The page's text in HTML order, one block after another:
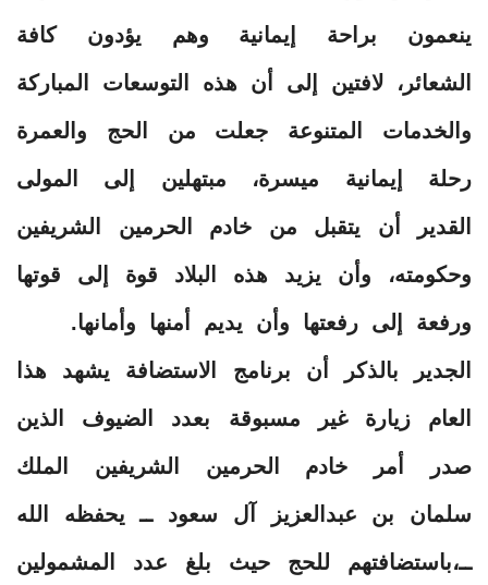
ينعمون براحة إيمانية وهم يؤدون كافة
الشعائر، لافتين إلى أن هذه التوسعات المباركة
والخدمات المتنوعة جعلت من الحج والعمرة
رحلة إيمانية ميسرة، مبتهلين إلى المولى
القدير أن يتقبل من خادم الحرمين الشريفين
وحكومته، وأن يزيد هذه البلاد قوة إلى قوتها
ورفعة إلى رفعتها وأن يديم أمنها وأمانها.
الجدير بالذكر أن برنامج الاستضافة يشهد هذا
العام زيارة غير مسبوقة بعدد الضيوف الذين
صدر أمر خادم الحرمين الشريفين الملك
سلمان بن عبدالعزيز آل سعود ــ يحفظه الله
ــ،باستضافتهم للحج حيث بلغ عدد المشمولين